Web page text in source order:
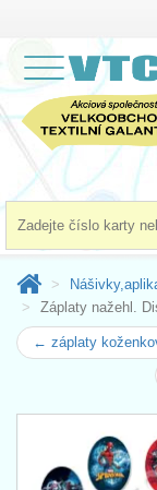
Záplaty nažehl.
← záplaty